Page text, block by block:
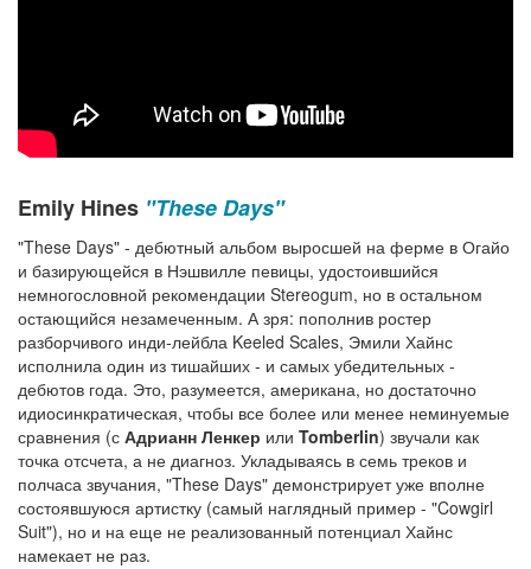
Emily Hines "These Days"
"These Days" - дебютный альбом выросшей на ферме в Огайо
и базирующейся в Нэшвилле певицы, удостоившийся
немногословной рекомендации Stereogum, но в остальном
остающийся незамеченным. А зря: пополнив ростер
разборчивого инди-лейбла Keeled Scales, Эмили Хайнс
исполнила один из тишайших - и самых убедительных -
дебютов года. Это, разумеется, американа, но достаточно
идиосинкратическая, чтобы все более или менее неминуемые
сравнения (с Адрианн Ленкер или Tomberlin) звучали как
точка отсчета, а не диагноз. Укладываясь в семь треков и
полчаса звучания, "These Days" демонстрирует уже вполне
состоявшуюся артистку (самый наглядный пример - "Cowgirl
Suit"), но и на еще не реализованный потенциал Хайнс
намекает не раз.